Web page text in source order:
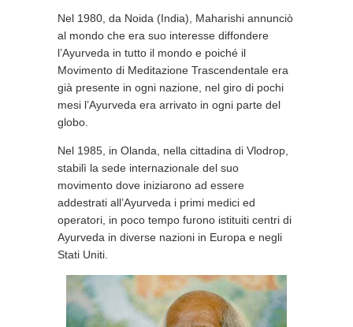
Nel 1980, da Noida (India), Maharishi annunciò
al mondo che era suo interesse diffondere
l’Ayurveda in tutto il mondo e poiché il
Movimento di Meditazione Trascendentale era
già presente in ogni nazione, nel giro di pochi
mesi l’Ayurveda era arrivato in ogni parte del
globo.
Nel 1985, in Olanda, nella cittadina di Vlodrop,
stabilì la sede internazionale del suo
movimento dove iniziarono ad essere
addestrati all’Ayurveda i primi medici ed
operatori, in poco tempo furono istituiti centri di
Ayurveda in diverse nazioni in Europa e negli
Stati Uniti.